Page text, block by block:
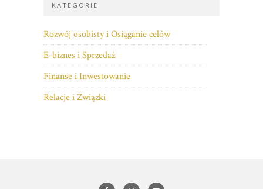
KATEGORIE
Rozwój osobisty i Osiąganie celów
E-biznes i Sprzedaż
Finanse i Inwestowanie
Relacje i Związki